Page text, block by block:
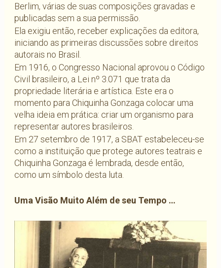
Berlim, várias de suas composições gravadas e
publicadas sem a sua permissão.
Ela exigiu então, receber explicações da editora,
iniciando as primeiras discussões sobre direitos
autorais no Brasil.
Em 1916, o Congresso Nacional aprovou o Código
Civil brasileiro, a Lei nº 3.071 que trata da
propriedade literária e artística. Este era o
momento para Chiquinha Gonzaga colocar uma
velha ideia em prática: criar um organismo para
representar autores brasileiros.
Em 27 setembro de 1917, a SBAT estabeleceu-se
como a instituição que protege autores teatrais e
Chiquinha Gonzaga é lembrada, desde então,
como um símbolo desta luta.
Uma Visão Muito Além de seu Tempo …